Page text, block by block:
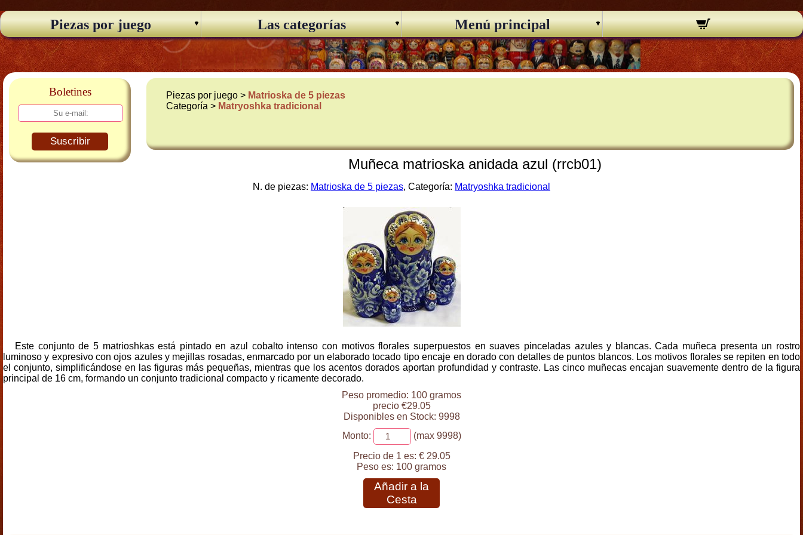
Piezas por juego Las categorías Menú principal
Boletines
Suscribir
Piezas por juego > Matrioska de 5 piezas
Categoría > Matryoshka tradicional
Muñeca matrioska anidada azul (rrcb01)
N. de piezas: Matrioska de 5 piezas, Categoría: Matryoshka tradicional
Este conjunto de 5 matrioshkas está pintado en azul cobalto intenso con motivos florales superpuestos en suaves pinceladas azules y blancas. Cada muñeca presenta un rostro
luminoso y expresivo con ojos azules y mejillas rosadas, enmarcado por un elaborado tocado tipo encaje en dorado con detalles de puntos blancos. Los motivos florales se repiten en todo
el conjunto, simplificándose en las figuras más pequeñas, mientras que los acentos dorados aportan profundidad y contraste. Las cinco muñecas encajan suavemente dentro de la figura
principal de 16 cm, formando un conjunto tradicional compacto y ricamente decorado.
Peso promedio: 100 gramos
precio €29.05
Disponibles en Stock: 9998
Monto:
(max 9998)
Precio de 1 es: € 29.05
Peso es: 100 gramos
Añadir a la
Cesta